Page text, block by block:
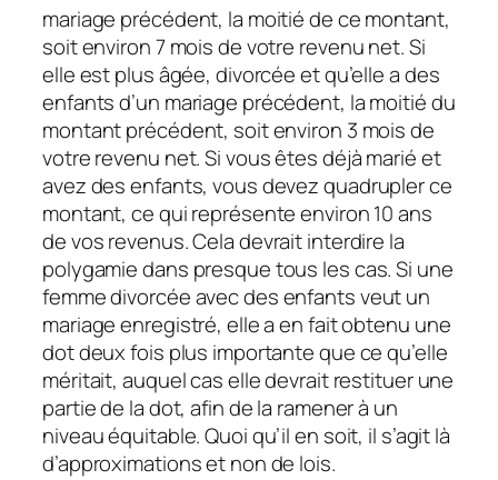
mariage précédent, la moitié de ce montant,
soit environ 7 mois de votre revenu net. Si
elle est plus âgée, divorcée et qu’elle a des
enfants d’un mariage précédent, la moitié du
montant précédent, soit environ 3 mois de
votre revenu net. Si vous êtes déjà marié et
avez des enfants, vous devez quadrupler ce
montant, ce qui représente environ 10 ans
de vos revenus. Cela devrait interdire la
polygamie dans presque tous les cas. Si une
femme divorcée avec des enfants veut un
mariage enregistré, elle a en fait obtenu une
dot deux fois plus importante que ce qu’elle
méritait, auquel cas elle devrait restituer une
partie de la dot, afin de la ramener à un
niveau équitable. Quoi qu’il en soit, il s’agit là
d’approximations et non de lois.